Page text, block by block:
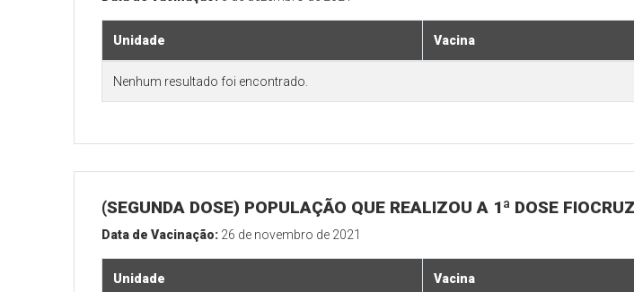
Unidade Vacina
Nenhum resultado foi encontrado.
(SEGUNDA DOSE) POPULAÇÃO QUE REALIZOU A 1ª DOSE
Data de Vacinação: 26 de novembro de 2021
Unidade Vacina